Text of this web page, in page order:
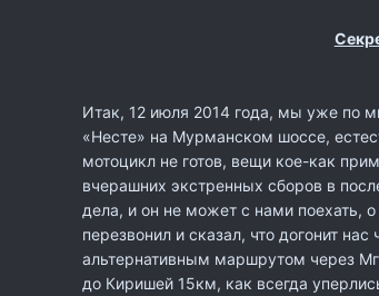
Итак, 12 июля 2014 года, мы уже по
«Несте» на Мурманском шоссе,
мотоцикл не готов, вещи кое-как
вчерашних экстренных сборов в
дела, и он не может с нами поехать,
перезвонил и сказал, что догонит
альтернативным маршрутом через
до Киришей 15км, как всегда